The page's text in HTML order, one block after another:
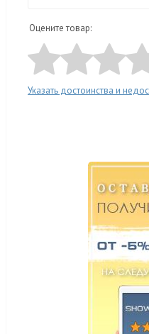
Оцените товар:
Указать достоинства и